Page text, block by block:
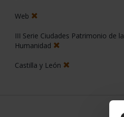
Web
III Serie Ciudades Patrimonio de la
Humanidad
Castilla y León